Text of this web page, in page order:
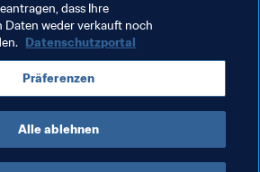
Katar 2022™
dass Ihre
Daten weder verkauft noch
Datenschutzportal
Präferenzen
Alle ablehnen